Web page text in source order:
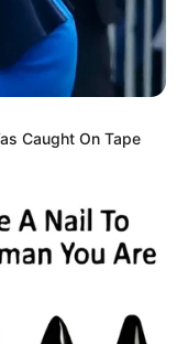
Caught On Tape